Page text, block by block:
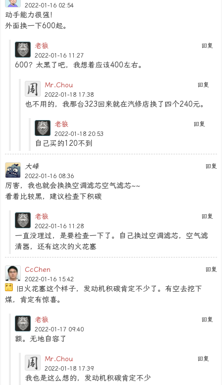
2022-01-16 02:54
动手能力很强！
外面换一下600起。
回复
老狼
2022-01-16 11:27
600？太黑了吧，我想着应该400左右。
回复
Mr.Chou
2022-01-18 17:38
也不用的，我那台323回来就在汽修店换了四个240元。
回复
老狼
2022-01-18 20:53
自己买的120不到
回复
大峰
2022-01-16 08:36
厉害，我也就会换换空调滤芯空气滤芯~~
看着比较黑，建议检查下积碳
回复
老狼
2022-01-16 11:28
一直没理过，是要检查一下了。自己换过空调滤芯，空气滤
清器，还有这次的火花塞
回复
CcChen
2022-01-16 15:42
旧火花塞这个样子，发动机积碳肯定不少了。有空去挖下
煤，肯定有惊喜。
回复
老狼
2022-01-17 09:40
额。无地自容了
回复
Mr.Chou
2022-01-18 17:39
我也是这么想的，发动机积碳肯定不少